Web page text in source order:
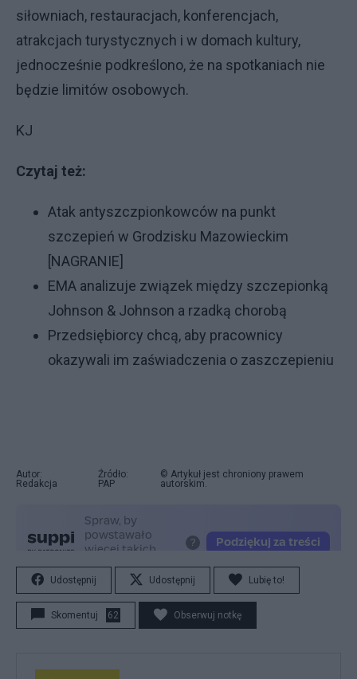
siłowniach, restauracjach, konferencjach,
atrakcjach turystycznych i w domach kultury,
jednocześnie podkreślono, że na spotkaniach nie
będzie limitów osobowych.
KJ
Czytaj też:
Atak antyszczpionkowców na punkt
szczepień w Grodzisku Mazowieckim
[NAGRANIE]
EMA analizuje związek między szczepionką
Johnson & Johnson a rzadką chorobą
Przedsiębiorcy chcą, aby pracownicy
okazywali im zaświadczenia o zaszczepieniu
Autor:
Redakcja
Źródło:
PAP
© Artykuł jest chroniony prawem
autorskim.
Udostępnij Udostępnij Lubię to!
Skomentuj 62 Obserwuj notkę